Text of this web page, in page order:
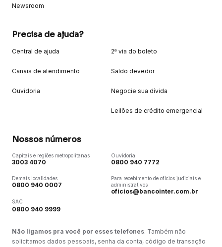
Newsroom
Precisa de ajuda?
Central de ajuda
Canais de atendimento
Ouvidoria
2ª via do boleto
Saldo devedor
Negocie sua dívida
Leilões de crédito emergencial
Nossos números
Capitais e regiões metropolitanas
3003 4070
Demais localidades
0800 940 0007
SAC
0800 940 9999
Ouvidoria
0800 940 7772
Para recebimento de ofícios judiciais e
administrativos
oficios@bancointer.com.br
Não ligamos pra você por esses telefones. Também não
solicitamos dados pessoais, senha da conta, código de transação